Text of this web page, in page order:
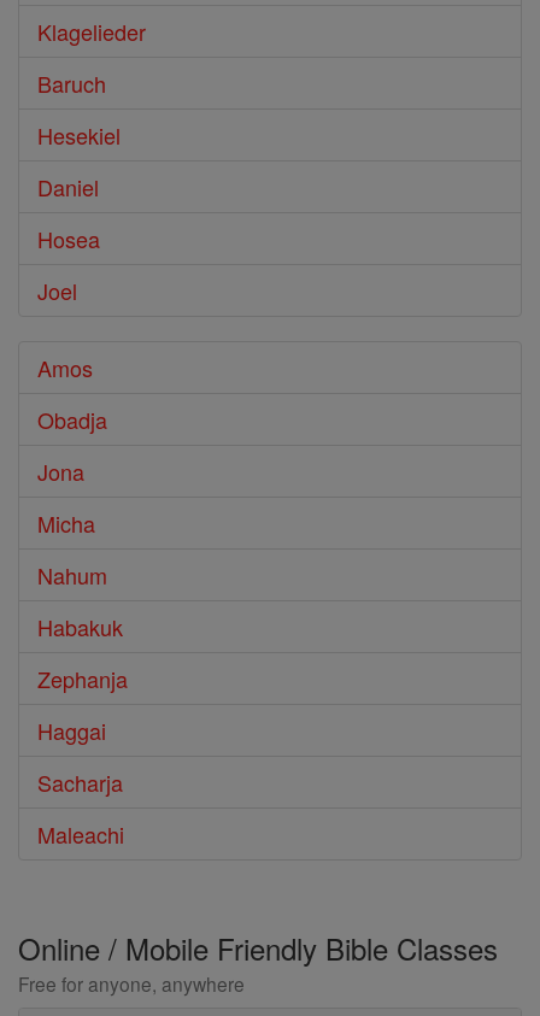
Klagelieder
Baruch
Hesekiel
Daniel
Hosea
Joel
Amos
Obadja
Jona
Micha
Nahum
Habakuk
Zephanja
Haggai
Sacharja
Maleachi
Online / Mobile Friendly Bible Classes
Free for anyone, anywhere